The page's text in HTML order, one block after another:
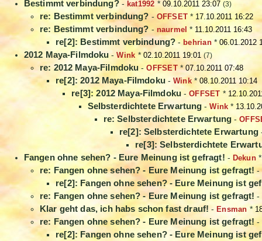
Bestimmt verbindung?- kat1992 * 09.10.2011 23:07 (3)
re: Bestimmt verbindung? - OFFSET * 17.10.2011 16:22
re: Bestimmt verbindung?- naurmel * 11.10.2011 16:43
re[2]: Bestimmt verbindung?- behrian *06.01.2012
2012 Maya-Filmdoku-Wink * 02.10.2011 19:01 (7)
re: 2012 Maya-Filmdoku-OFFSET*07.10.2011 07:48
re[2]: 2012 Maya-Filmdoku- Wink* 08.10.2011 10:14
re[3]: 2012 Maya-Filmdoku-OFFSET *
Selbsterdichtete Erwartung -Wink *
re: Selbsterdichtete Erwartung -
re[2]: Selbsterdichtete Erwartung
re[3]: Selbsterdichtete
Fangen ohne sehen? - Eure Meinung ist gefragt! - Dekun
re: Fangen ohne sehen? - Eure Meinung ist gefragt!-
re[2]: Fangen ohne sehen? - Eure Meinung ist
re: Fangen ohne sehen? - Eure Meinung ist gefragt! -
Klar geht das, ich habs schon fast drauf! - Ensman *
re: Fangen ohne sehen? - Eure Meinung ist gefragt!-
re[2]: Fangen ohne sehen? - Eure Meinung ist